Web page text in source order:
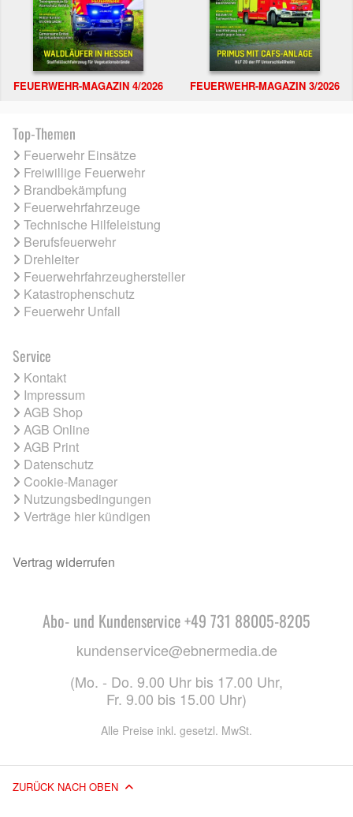
FEUERWEHR-MAGAZIN 4/2026 FEUERWEHR-MAGAZIN 3/2026
Top-Themen
Feuerwehr Einsätze
Freiwillige Feuerwehr
Brandbekämpfung
Feuerwehrfahrzeuge
Technische Hilfeleistung
Berufsfeuerwehr
Drehleiter
Feuerwehrfahrzeughersteller
Katastrophenschutz
Feuerwehr Unfall
Service
Kontakt
Impressum
AGB Shop
AGB Online
AGB Print
Datenschutz
Cookie-Manager
Nutzungsbedingungen
Verträge hier kündigen
Vertrag widerrufen
Abo- und Kundenservice +49 731 88005-8205
kundenservice@ebnermedia.de
(Mo. - Do. 9.00 Uhr bis 17.00 Uhr,
Fr. 9.00 bis 15.00 Uhr)
Alle Preise inkl. gesetzl. MwSt.
ZURÜCK NACH OBEN